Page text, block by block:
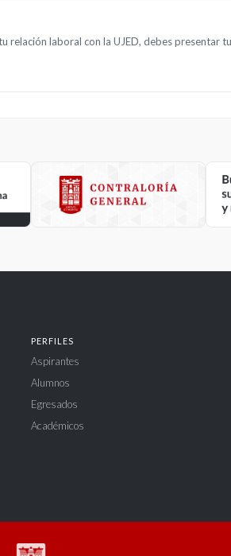
relación laboral con la UJED, debes presentar
PERFILES
Aspirantes
Alumnos
Egresados
Académicos